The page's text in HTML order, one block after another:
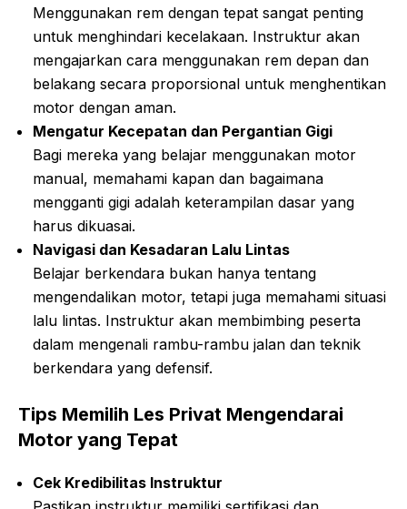
Menggunakan rem dengan tepat sangat penting
untuk menghindari kecelakaan. Instruktur akan
mengajarkan cara menggunakan rem depan dan
belakang secara proporsional untuk menghentikan
motor dengan aman.
Mengatur Kecepatan dan Pergantian Gigi
Bagi mereka yang belajar menggunakan motor
manual, memahami kapan dan bagaimana
mengganti gigi adalah keterampilan dasar yang
harus dikuasai.
Navigasi dan Kesadaran Lalu Lintas
Belajar berkendara bukan hanya tentang
mengendalikan motor, tetapi juga memahami situasi
lalu lintas. Instruktur akan membimbing peserta
dalam mengenali rambu-rambu jalan dan teknik
berkendara yang defensif.
Tips Memilih Les Privat Mengendarai
Motor yang Tepat
Cek Kredibilitas Instruktur